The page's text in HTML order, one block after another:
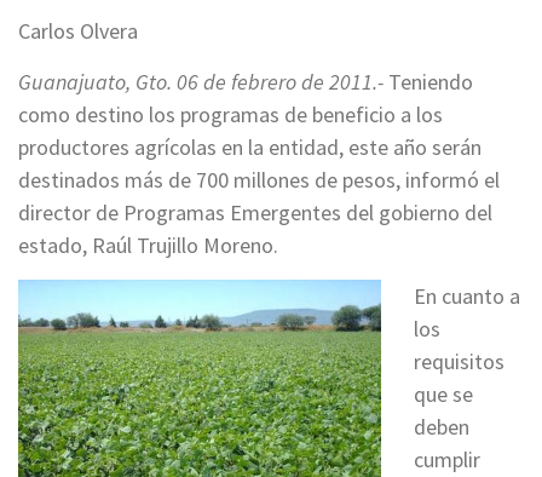
Carlos Olvera
Guanajuato, Gto. 06 de febrero de 2011.- Teniendo
como destino los programas de beneficio a los
productores agrícolas en la entidad, este año serán
destinados más de 700 millones de pesos, informó el
director de Programas Emergentes del gobierno del
estado, Raúl Trujillo Moreno.
En cuanto a
los
requisitos
que se
deben
cumplir